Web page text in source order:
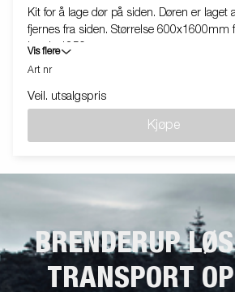
Kit for å lage dør på siden. Døren er laget
fjernes fra siden. Størrelse 600x1600mm
høyde 1850mm.
Vis flere
Art nr
Veil. utsalgspris
Kjøpe
BRENDERUP
TRANSPORT